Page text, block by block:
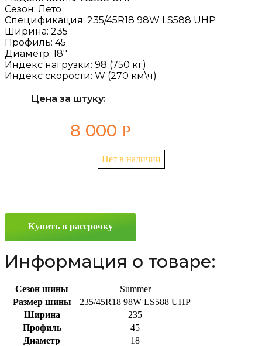
Сезон: Лето
Спецификация: 235/45R18 98W LS588 UHP
Ширина: 235
Профиль: 45
Диаметр: 18''
Индекс нагрузки: 98 (750 кг)
Индекс скорости: W (270 км\ч)
Цена за штуку:
8 000 Р
Нет в наличии
Купить в рассрочку
Информация о товаре:
Сезон шины
Summer
Размер шины
235/45R18 98W LS588 UHP
Ширина
235
Профиль
45
Диаметр
18